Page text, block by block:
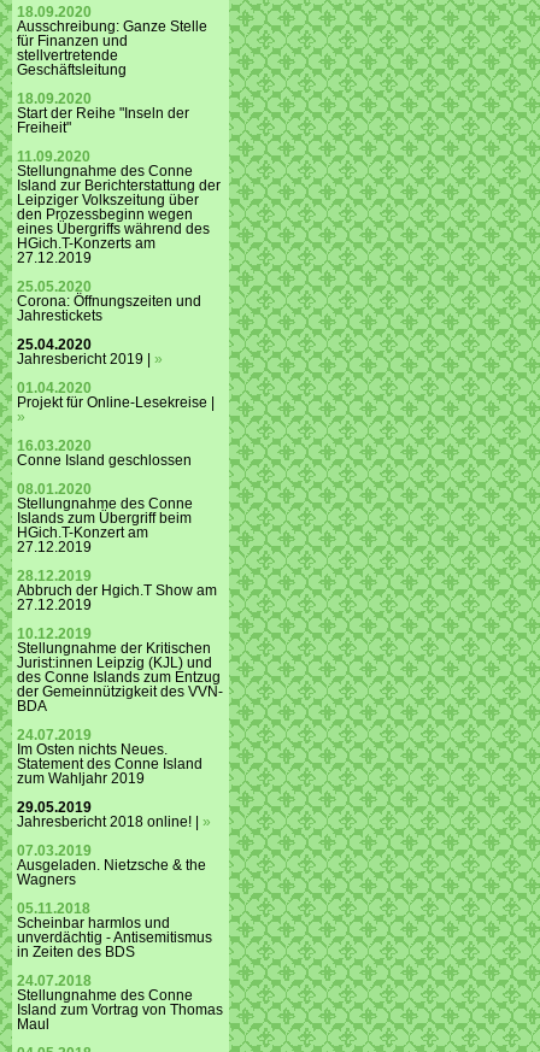
18.09.2020
Ausschreibung: Ganze Stelle
für Finanzen und
stellvertretende
Geschäftsleitung
18.09.2020
Start der Reihe "Inseln der
Freiheit"
11.09.2020
Stellungnahme des Conne
Island zur Berichterstattung der
Leipziger Volkszeitung über
den Prozessbeginn wegen
eines Übergriffs während des
HGich.T-Konzerts am
27.12.2019
25.05.2020
Corona: Öffnungszeiten und
Jahrestickets
25.04.2020
Jahresbericht 2019 | »
01.04.2020
Projekt für Online-Lesekreise |
»
16.03.2020
Conne Island geschlossen
08.01.2020
Stellungnahme des Conne
Islands zum Übergriff beim
HGich.T-Konzert am
27.12.2019
28.12.2019
Abbruch der Hgich.T Show am
27.12.2019
10.12.2019
Stellungnahme der Kritischen
Jurist:innen Leipzig (KJL) und
des Conne Islands zum Entzug
der Gemeinnützigkeit des VVN-
BDA
24.07.2019
Im Osten nichts Neues.
Statement des Conne Island
zum Wahljahr 2019
29.05.2019
Jahresbericht 2018 online! | »
07.03.2019
Ausgeladen. Nietzsche & the
Wagners
05.11.2018
Scheinbar harmlos und
unverdächtig - Antisemitismus
in Zeiten des BDS
24.07.2018
Stellungnahme des Conne
Island zum Vortrag von Thomas
Maul